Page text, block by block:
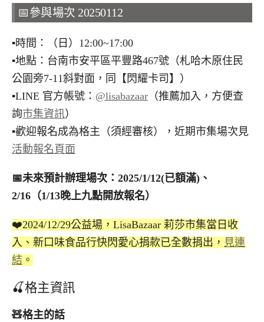
📅參與場次 20250112
▪︎時間：（日）12:00~17:00
▪︎地點：台南市安平區平豐路467號（札哈木原住民
公園旁7-11斜對面，同【閃耀卡司】）
▪︎LINE 官方帳號： @lisabazaar （推薦加入，方便查
詢市集資訊）
▪︎歡迎報名成為格主（須經審核），近期市集場次見
活動報名頁面
📅未來預計辦理場次：2025/1/12(已額滿)、
2/16（1/13晚上九點開放報名）
❤️2024/12/29公益場，LisaBazaar 莉莎市集當日收
入、新口味食品行快閃愛心捐款已全數捐出， 見連
結 。
🍒格主資訊
🧸格主的話